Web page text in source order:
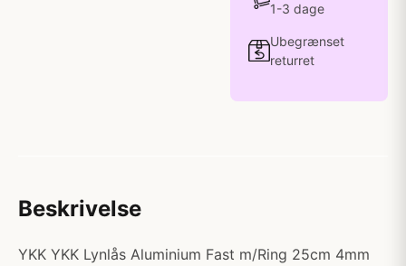
1-3 dage
Ubegrænset
returret
Beskrivelse
YKK YKK Lynlås Aluminium Fast m/Ring 25cm 4mm